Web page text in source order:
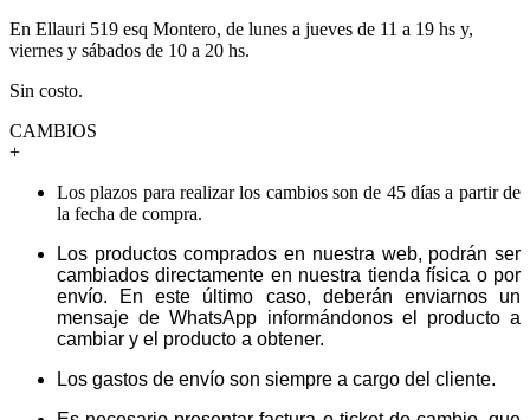
En Ellauri 519 esq Montero, de lunes a jueves de 11 a 19 hs y,
viernes y sábados de 10 a 20 hs.
Sin costo.
CAMBIOS
+
Los plazos para realizar los cambios son de 45 días a partir de
la fecha de compra.
Los productos comprados en nuestra web, podrán ser
cambiados directamente en nuestra tienda física o por
envío. En este último caso, deberán enviarnos un
mensaje de WhatsApp informándonos el producto a
cambiar y el producto a obtener.
Los gastos de envío son siempre a cargo del cliente.